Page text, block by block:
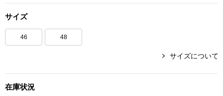
その他
サイズ
46 48
サイズについて
在庫状況